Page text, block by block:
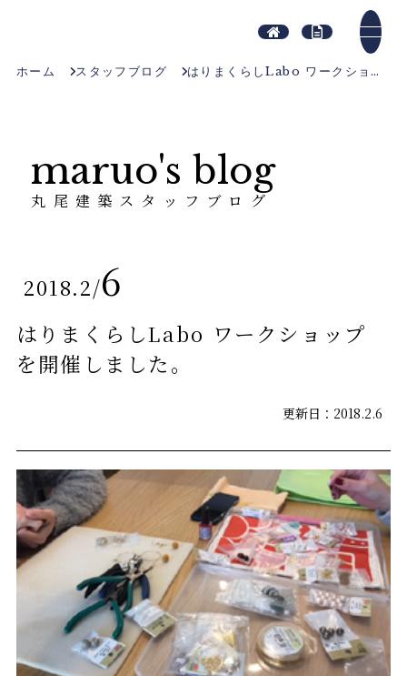
ホーム スタッフブログ はりまくらしLabo ワークショップを開催しました。
maruo's blog
丸尾建築スタッフブログ
2018.2/6
はりまくらしLabo ワークショップ
を開催しました。
更新日：2018.2.6